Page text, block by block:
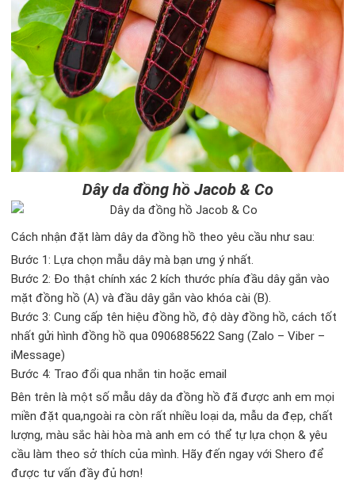
Dây da đồng hồ Jacob & Co
Cách nhận đặt làm dây da đồng hồ theo yêu cầu như sau:
Bước 1: Lựa chọn mẫu dây mà bạn ưng ý nhất.
Bước 2: Đo thật chính xác 2 kích thước phía đầu dây gắn vào
mặt đồng hồ (A) và đầu dây gắn vào khóa cài (B).
Bước 3: Cung cấp tên hiệu đồng hồ, độ dày đồng hồ, cách tốt
nhất gửi hình đồng hồ qua 0906885622 Sang (Zalo – Viber –
iMessage)
Bước 4: Trao đổi qua nhắn tin hoặc email
Bên trên là một số mẫu dây da đồng hồ đã được anh em mọi
miền đặt qua,ngoài ra còn rất nhiều loại da, mẫu da đẹp, chất
lượng, màu sắc hài hòa mà anh em có thể tự lựa chọn & yêu
cầu làm theo sở thích của mình. Hãy đến ngay với Shero để
được tư vấn đầy đủ hơn!